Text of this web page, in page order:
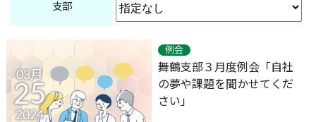
支部
03月
25
2024
例会
舞鶴支部３月度例会「自社
の夢や課題を聞かせてくだ
さい」